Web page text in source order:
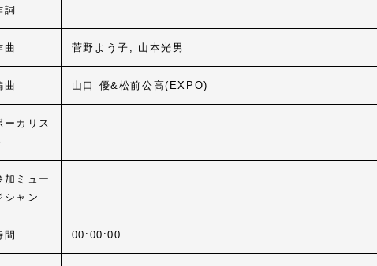
詞
曲 菅野よう子, 山本光男
曲 山口 優&松前公高(EXPO)
ーカリス
加ミュー
シャン
間 00:00:00